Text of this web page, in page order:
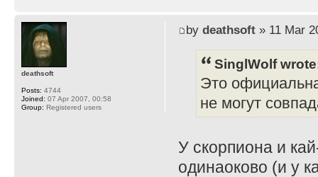
by deathsoft» 11 Mar
SinglWolf
Это
не могут
У скорпиона и
одинаоково (и у
deathsoft
Posts: 4744
Joined: 07 Apr 2007, 00:58
Group: Registered users